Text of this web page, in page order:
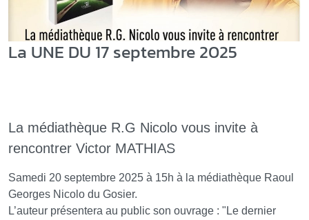
La UNE DU 17 septembre 2025
La médiathèque R.G Nicolo vous invite à
rencontrer Victor MATHIAS
Samedi 20 septembre 2025 à 15h à la médiathèque Raoul
Georges Nicolo du Gosier.
L’auteur présentera au public son ouvrage : "Le dernier